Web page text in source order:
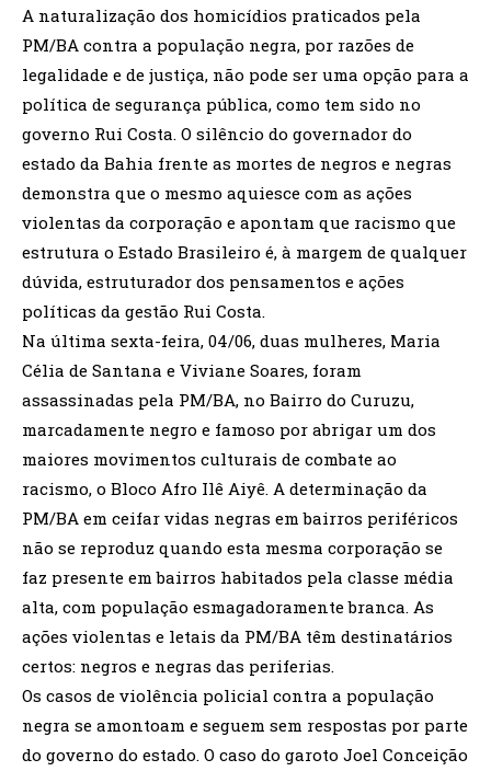
A naturalização dos homicídios praticados pela
PM/BA contra a população negra, por razões de
legalidade e de justiça, não pode ser uma opção para a
política de segurança pública, como tem sido no
governo Rui Costa. O silêncio do governador do
estado da Bahia frente as mortes de negros e negras
demonstra que o mesmo aquiesce com as ações
violentas da corporação e apontam que racismo que
estrutura o Estado Brasileiro é, à margem de qualquer
dúvida, estruturador dos pensamentos e ações
políticas da gestão Rui Costa.
Na última sexta-feira, 04/06, duas mulheres, Maria
Célia de Santana e Viviane Soares, foram
assassinadas pela PM/BA, no Bairro do Curuzu,
marcadamente negro e famoso por abrigar um dos
maiores movimentos culturais de combate ao
racismo, o Bloco Afro Ilê Aiyê. A determinação da
PM/BA em ceifar vidas negras em bairros periféricos
não se reproduz quando esta mesma corporação se
faz presente em bairros habitados pela classe média
alta, com população esmagadoramente branca. As
ações violentas e letais da PM/BA têm destinatários
certos: negros e negras das periferias.
Os casos de violência policial contra a população
negra se amontoam e seguem sem respostas por parte
do governo do estado. O caso do garoto Joel Conceição